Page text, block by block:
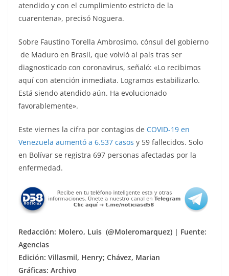
atendido y con el cumplimiento estricto de la
cuarentena», precisó Noguera.
Sobre Faustino Torella Ambrosimo, cónsul del gobierno
de Maduro en Brasil, que volvió al país tras ser
diagnosticado con coronavirus, señaló: «Lo recibimos
aquí con atención inmediata. Logramos estabilizarlo.
Está siendo atendido aún. Ha evolucionado
favorablemente».
Este viernes la cifra por contagios de COVID-19 en
Venezuela aumentó a 6.537 casos y 59 fallecidos. Solo
en Bolívar se registra 697 personas afectadas por la
enfermedad.
Redacción: Molero, Luis (@Moleromarquez) | Fuente:
Agencias
Edición: Villasmil, Henry; Chávez, Marian
Gráficas: Archivo